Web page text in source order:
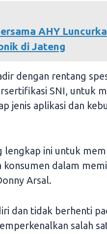
AHY
di Jateng
dengan rentang
SNI, untuk
jenis aplikasi dan
lengkap ini untuk
konsumen dalam
Arsal.
dan tidak berhenti
salah